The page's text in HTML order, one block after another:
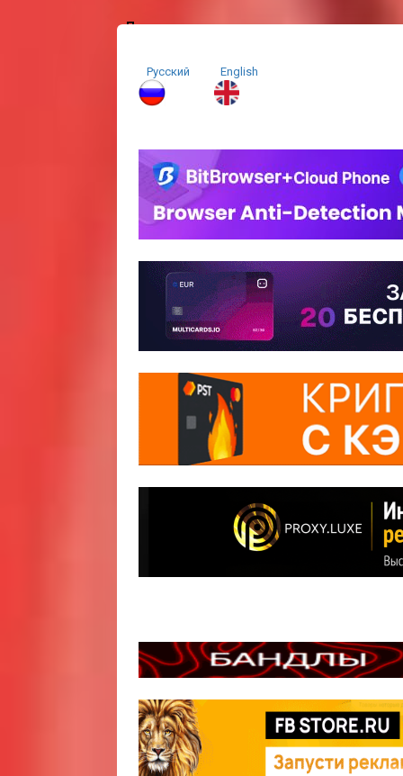
Партнеры
Русский English